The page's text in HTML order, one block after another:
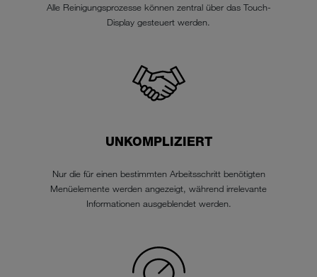
Alle Reinigungsprozesse können zentral über das Touch-
Display gesteuert werden.
UNKOMPLIZIERT
Nur die für einen bestimmten Arbeitsschritt benötigten
Menüelemente werden angezeigt, während irrelevante
Informationen ausgeblendet werden.